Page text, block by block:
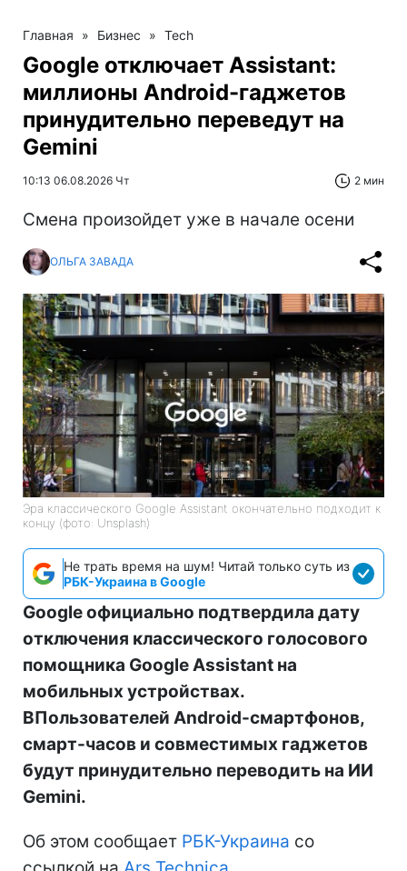
Главная » Бизнес » Tech
Google отключает Assistant:
миллионы Android-гаджетов
принудительно переведут на
Gemini
10:13 06.08.2026 Чт 2 мин
Смена произойдет уже в начале осени
ОЛЬГА ЗАВАДА
Эра классического Google Assistant окончательно подходит к
концу (фото: Unsplash)
Не трать время на шум! Читай только суть из
РБК-Украина в Google
Google официально подтвердила дату
отключения классического голосового
помощника Google Assistant на
мобильных устройствах.
ВПользователей Android-смартфонов,
смарт-часов и совместимых гаджетов
будут принудительно переводить на ИИ
Gemini.
Об этом сообщает РБК-Украина со